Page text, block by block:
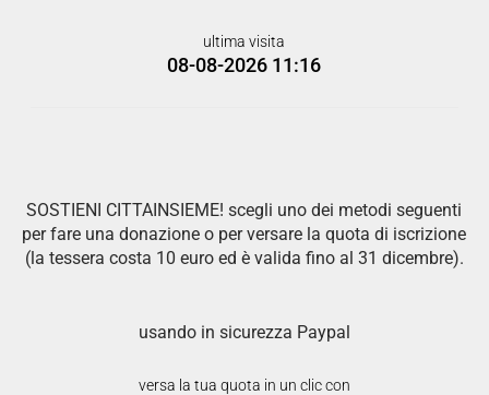
ultima visita
08-08-2026 11:16
SOSTIENI CITTAINSIEME! scegli uno dei metodi seguenti
per fare una donazione o per versare la quota di iscrizione
(la tessera costa 10 euro ed è valida fino al 31 dicembre).
usando in sicurezza Paypal
versa la tua quota in un clic con